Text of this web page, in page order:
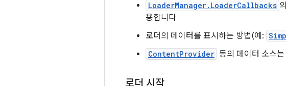
LoaderManager.LoaderCallbacks
용합니다
로더의 데이터를 표시하는 방법(예:
ContentProvider 등의 데이터 소스는
로더 시작